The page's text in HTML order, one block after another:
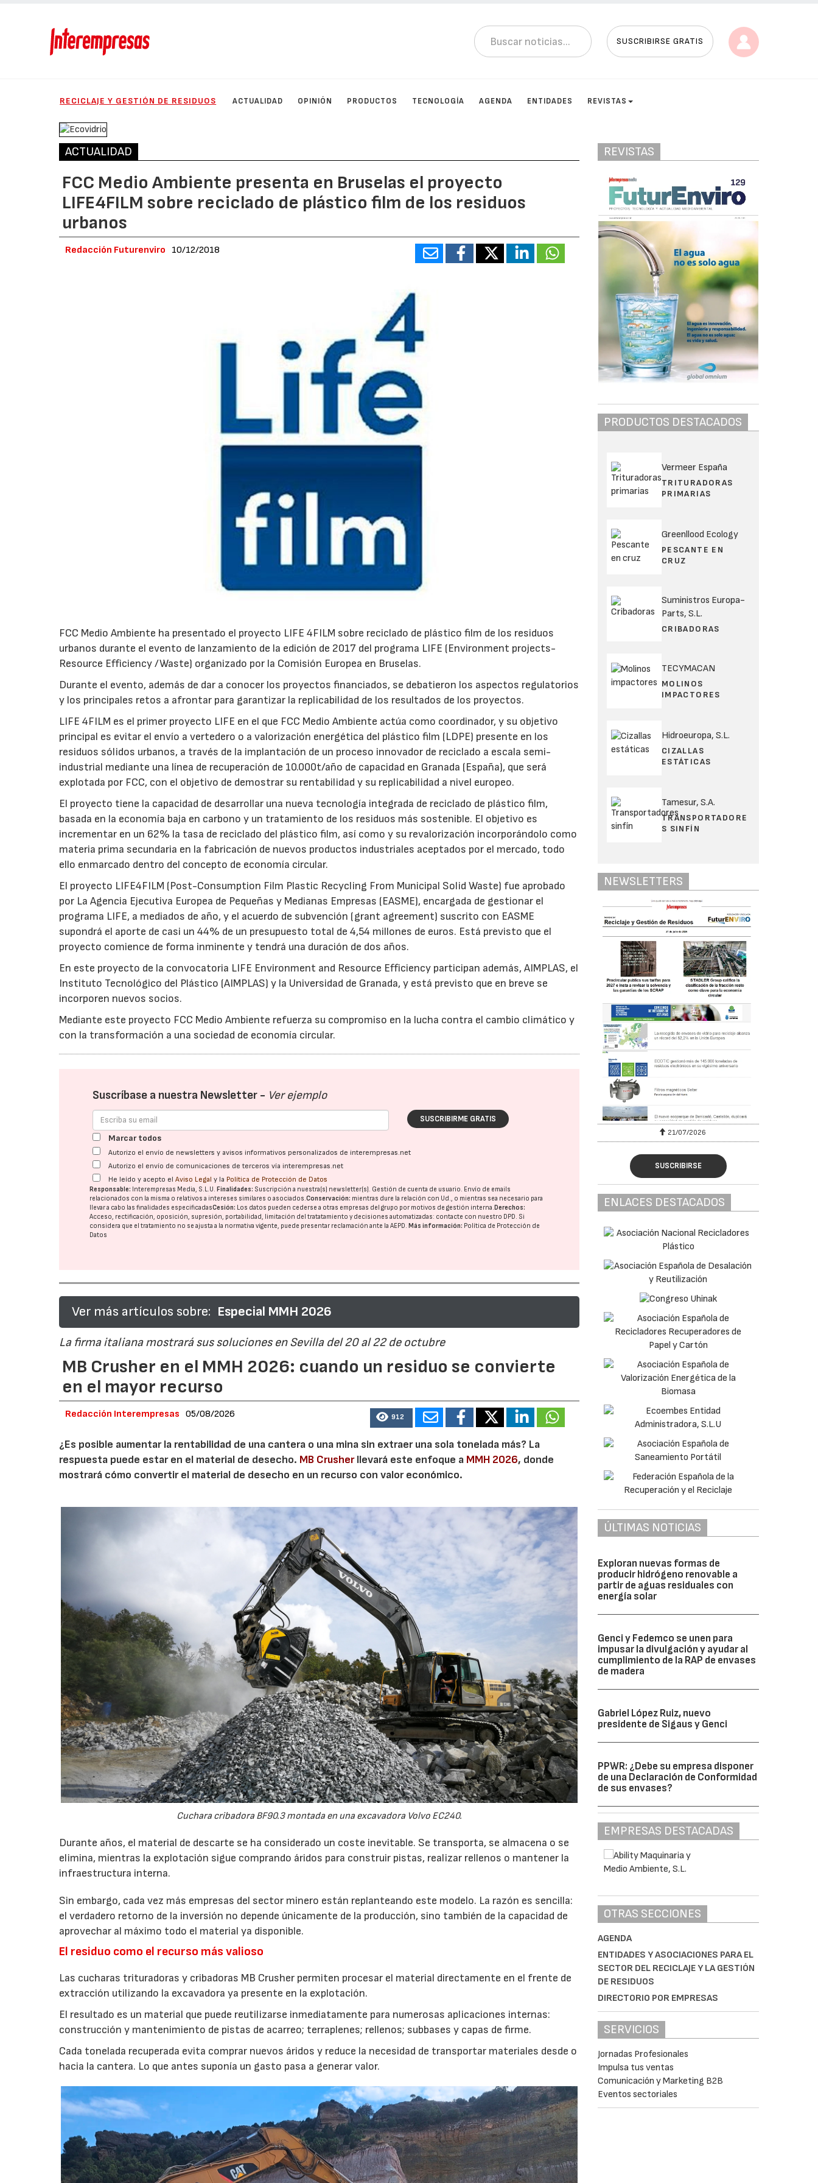
SUSCRIBIRSE GRATIS
RECICLAJE Y GESTIÓN DE RESIDUOS ACTUALIDAD OPINIÓN PRODUCTOS TECNOLOGÍA AGENDA ENTIDADES REVISTAS
ACTUALIDAD
FCC Medio Ambiente presenta en Bruselas el proyecto
LIFE4FILM sobre reciclado de plástico film de los residuos
urbanos
Redacción Futurenviro 10/12/2018
FCC Medio Ambiente ha presentado el proyecto LIFE 4FILM sobre reciclado de plástico film de los residuos
urbanos durante el evento de lanzamiento de la edición de 2017 del programa LIFE (Environment projects-
Resource Efficiency /Waste) organizado por la Comisión Europea en Bruselas.
Durante el evento, además de dar a conocer los proyectos financiados, se debatieron los aspectos regulatorios
y los principales retos a afrontar para garantizar la replicabilidad de los resultados de los proyectos.
LIFE 4FILM es el primer proyecto LIFE en el que FCC Medio Ambiente actúa como coordinador, y su objetivo
principal es evitar el envío a vertedero o a valorización energética del plástico film (LDPE) presente en los
residuos sólidos urbanos, a través de la implantación de un proceso innovador de reciclado a escala semi-
industrial mediante una línea de recuperación de 10.000t/año de capacidad en Granada (España), que será
explotada por FCC, con el objetivo de demostrar su rentabilidad y su replicabilidad a nivel europeo.
El proyecto tiene la capacidad de desarrollar una nueva tecnología integrada de reciclado de plástico film,
basada en la economía baja en carbono y un tratamiento de los residuos más sostenible. El objetivo es
incrementar en un 62% la tasa de reciclado del plástico film, así como y su revalorización incorporándolo como
materia prima secundaria en la fabricación de nuevos productos industriales aceptados por el mercado, todo
ello enmarcado dentro del concepto de economía circular.
El proyecto LIFE4FILM (Post-Consumption Film Plastic Recycling From Municipal Solid Waste) fue aprobado
por La Agencia Ejecutiva Europea de Pequeñas y Medianas Empresas (EASME), encargada de gestionar el
programa LIFE, a mediados de año, y el acuerdo de subvención (grant agreement) suscrito con EASME
supondrá el aporte de casi un 44% de un presupuesto total de 4,54 millones de euros. Está previsto que el
proyecto comience de forma inminente y tendrá una duración de dos años.
En este proyecto de la convocatoria LIFE Environment and Resource Efficiency participan además, AIMPLAS, el
Instituto Tecnológico del Plástico (AIMPLAS) y la Universidad de Granada, y está previsto que en breve se
incorporen nuevos socios.
Mediante este proyecto FCC Medio Ambiente refuerza su compromiso en la lucha contra el cambio climático y
con la transformación a una sociedad de economía circular.
Suscríbase a nuestra Newsletter - Ver ejemplo
SUSCRIBIRME GRATIS
Marcar todos
Autorizo el envío de newsletters y avisos informativos personalizados de interempresas.net
Autorizo el envío de comunicaciones de terceros vía interempresas.net
He leído y acepto elAviso Legal y la Política de Protección de Datos
Responsable: Interempresas Media, S.L.U.Finalidades: Suscripción a nuestra(s) newsletter(s). Gestión de cuenta de usuario. Envío de emails
relacionados con la misma o relativos a intereses similares o asociados.Conservación: mientras dure la relación con Ud., o mientras sea necesario para
llevar a cabo las finalidades especificadasCesión: Los datos pueden cederse a otras empresas del grupo por motivos de gestión interna.Derechos:
Acceso, rectificación, oposición, supresión, portabilidad, limitación del tratatamiento y decisiones automatizadas: contacte con nuestro DPD . Si
considera que el tratamiento no se ajusta a la normativa vigente, puede presentar reclamación ante laAEPD .Más información: Política de Protección de
Datos
Ver más artículos sobre: Especial MMH 2026
La firma italiana mostrará sus soluciones en Sevilla del 20 al 22 de octubre
MB Crusher en el MMH 2026: cuando un residuo se convierte
en el mayor recurso
Redacción Interempresas 05/08/2026 912
¿Es posible aumentar la rentabilidad de una cantera o una mina sin extraer una sola tonelada más? La
respuesta puede estar en el material de desecho. MB Crusherllevará este enfoque a MMH 2026, donde
mostrará cómo convertir el material de desecho en un recurso con valor económico.
Cuchara cribadora BF90.3 montada en una excavadora Volvo EC240.
Durante años, el material de descarte se ha considerado un coste inevitable. Se transporta, se almacena o se
elimina, mientras la explotación sigue comprando áridos para construir pistas, realizar rellenos o mantener la
infraestructura interna.
Sin embargo, cada vez más empresas del sector minero están replanteando este modelo. La razón es sencilla:
el verdadero retorno de la inversión no depende únicamente de la producción, sino también de la capacidad de
aprovechar al máximo todo el material ya disponible.
El residuo como el recurso más valioso
Las cucharas trituradoras y cribadoras MB Crusher permiten procesar el material directamente en el frente de
extracción utilizando la excavadora ya presente en la explotación.
El resultado es un material que puede reutilizarse inmediatamente para numerosas aplicaciones internas:
construcción y mantenimiento de pistas de acarreo; terraplenes; rellenos; subbases y capas de firme.
Cada tonelada recuperada evita comprar nuevos áridos y reduce la necesidad de transportar materiales desde o
hacia la cantera. Lo que antes suponía un gasto pasa a generar valor.
REVISTAS
PRODUCTOS DESTACADOS
Vermeer España
TRITURADORAS
PRIMARIAS
Greenllood Ecology
PESCANTE EN
CRUZ
Suministros Europa-
Parts, S.L.
CRIBADORAS
TECYMACAN
MOLINOS
IMPACTORES
Hidroeuropa, S.L.
CIZALLAS
ESTÁTICAS
Tamesur, S.A.
TRANSPORTADORE
S SINFÍN
NEWSLETTERS
21/07/2026 21/07/2026
SUSCRIBIRSE
ENLACES DESTACADOS
ÚLTIMAS NOTICIAS
Exploran nuevas formas de
producir hidrógeno renovable a
partir de aguas residuales con
energía solar
Genci y Fedemco se unen para
impusar la divulgación y ayudar al
cumplimiento de la RAP de envases
de madera
Gabriel López Ruiz, nuevo
presidente de Sigaus y Genci
PPWR: ¿Debe su empresa disponer
de una Declaración de Conformidad
de sus envases?
EMPRESAS DESTACADAS
OTRAS SECCIONES
AGENDA
ENTIDADES Y ASOCIACIONES PARA EL
SECTOR DEL RECICLAJE Y LA GESTIÓN
DE RESIDUOS
DIRECTORIO POR EMPRESAS
SERVICIOS
Jornadas Profesionales
Impulsa tus ventas
Comunicación y Marketing B2B
Eventos sectoriales